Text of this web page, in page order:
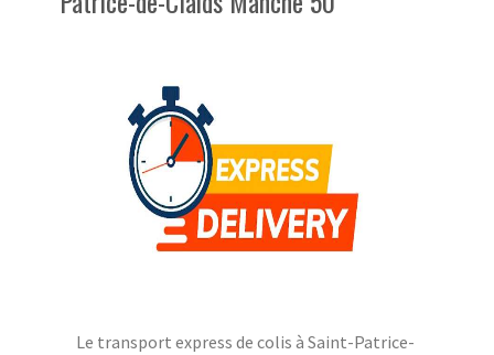
Le transport express de colis à Saint-Patrice-